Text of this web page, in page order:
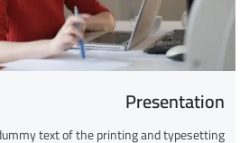
Presentation
text of the printing and typesetting